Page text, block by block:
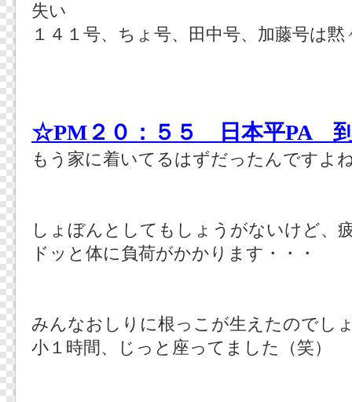
失い
１４１号、ちょ号、田中号、加藤号は
☆PM２０：５５ 日本平PA
もう家に着いてるはずだったんですよ
しょぼんとしてもしょうがないけど、
ドッと体に負荷がかかります・・・
みんなおしりに根っこが生えたのでし
小１時間、じっと座ってました（笑）